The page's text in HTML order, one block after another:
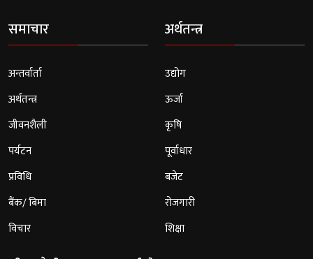
समाचार
अन्तर्वार्ता
अर्थतन्त्र
जीवनशैली
पर्यटन
प्रविधि
बैंक/ बिमा
विचार
अर्थतन्त्र
उद्योग
ऊर्जा
कृषि
पूर्वाधार
बजेट
रोजगारी
शिक्षा